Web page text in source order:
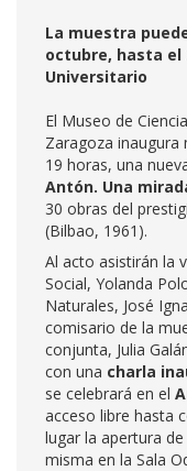
La muestra
octubre, hasta el
Universitario
El Museo de
Zaragoza inaugura
19 horas, una
Antón. Una
30 obras del
(Bilbao, 1961).
Al acto asistirán la
Social, Yolanda
Naturales, José
comisario de la
conjunta, Julia
con una charla
se celebrará en el
acceso libre hasta
lugar la apertura
misma en la Sala